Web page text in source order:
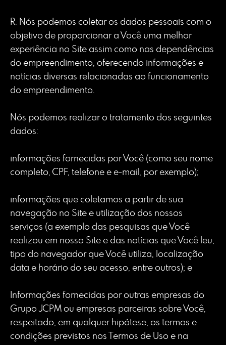
R. Nós podemos coletar os dados pessoais com o
objetivo de proporcionar a Você uma melhor
experiência no Site assim como nas dependências
do empreendimento, oferecendo informações e
notícias diversas relacionadas ao funcionamento
do empreendimento.
Nós podemos realizar o tratamento dos seguintes
dados:
informações fornecidas por Você (como seu nome
completo, CPF, telefone e e-mail, por exemplo);
informações que coletamos a partir de sua
navegação no Site e utilização dos nossos
serviços (a exemplo das pesquisas que Você
realizou em nosso Site e das notícias que Você leu,
tipo do navegador que Você utiliza, localização
data e horário do seu acesso, entre outros); e
Informações fornecidas por outras empresas do
Grupo JCPM ou empresas parceiras sobre Você,
respeitado, em qualquer hipótese, os termos e
condições previstos nos Termos de Uso e na